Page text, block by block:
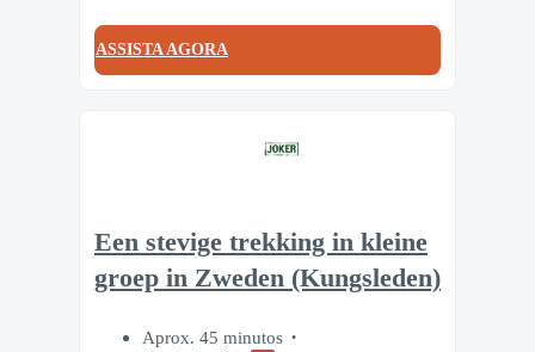
ASSISTA AGORA
Een stevige trekking in kleine
groep in Zweden (Kungsleden)
Aprox. 45 minutos